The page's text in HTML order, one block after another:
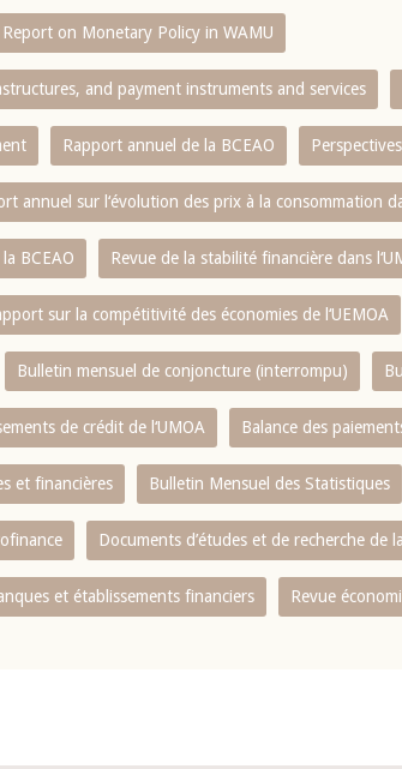
Report on Monetary Policy in WAMU
and payment instruments and services
Rapport annuel de la BCEAO
annuel sur l‘évolution des prix à la consommation
BCEAO Revue de la stabilité financière dans
sur la compétitivité des économies de l‘UEMOA
Bulletin mensuel de conjoncture (interrompu)
de crédit de l‘UMOA Balance des
et financières Bulletin Mensuel des Statistiques
Documents d’études et de recherche de
et établissements financiers Revue